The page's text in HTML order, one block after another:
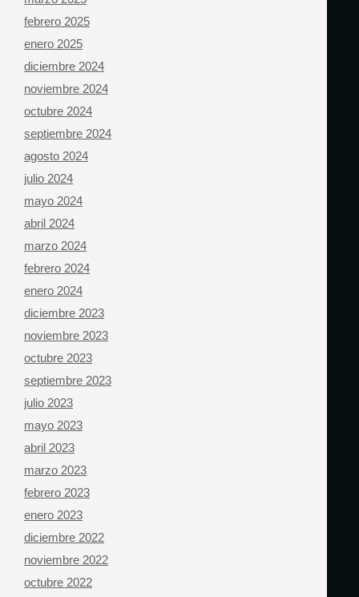
febrero 2025
enero 2025
diciembre 2024
noviembre 2024
octubre 2024
septiembre 2024
agosto 2024
julio 2024
mayo 2024
abril 2024
marzo 2024
febrero 2024
enero 2024
diciembre 2023
noviembre 2023
octubre 2023
septiembre 2023
julio 2023
mayo 2023
abril 2023
marzo 2023
febrero 2023
enero 2023
diciembre 2022
noviembre 2022
octubre 2022